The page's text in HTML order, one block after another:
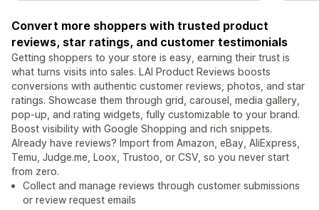
Convert more shoppers with trusted product
reviews, star ratings, and customer testimonials
Getting shoppers to your store is easy, earning their trust is
what turns visits into sales. LAI Product Reviews boosts
conversions with authentic customer reviews, photos, and star
ratings. Showcase them through grid, carousel, media gallery,
pop-up, and rating widgets, fully customizable to your brand.
Boost visibility with Google Shopping and rich snippets.
Already have reviews? Import from Amazon, eBay, AliExpress,
Temu, Judge.me, Loox, Trustoo, or CSV, so you never start
from zero.
Collect and manage reviews through customer submissions
or review request emails